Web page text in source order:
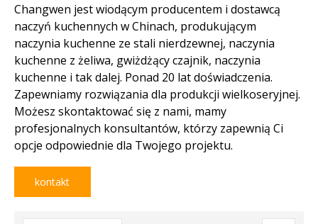
Changwen jest wiodącym producentem i dostawcą
naczyń kuchennych w Chinach, produkującym
naczynia kuchenne ze stali nierdzewnej, naczynia
kuchenne z żeliwa, gwiżdżący czajnik, naczynia
kuchenne i tak dalej. Ponad 20 lat doświadczenia.
Zapewniamy rozwiązania dla produkcji wielkoseryjnej.
Możesz skontaktować się z nami, mamy
profesjonalnych konsultantów, którzy zapewnią Ci
opcje odpowiednie dla Twojego projektu.
kontakt